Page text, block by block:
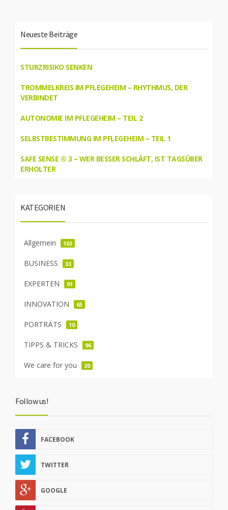
Neueste Beiträge
STURZRISIKO SENKEN
TROMMELKREIS IM PFLEGEHEIM – RHYTHMUS, DER
VERBINDET
AUTONOMIE IM PFLEGEHEIM – TEIL 2
SELBSTBESTIMMUNG IM PFLEGEHEIM – TEIL 1
SAFE SENSE ® 3 – WER BESSER SCHLÄFT, IST TAGSÜBER
ERHOLTER
KATEGORIEN
Allgemein 163
BUSINESS 33
EXPERTEN 91
INNOVATION 65
PORTRÄTS 10
TIPPS & TRICKS 96
We care for you 20
Follow us!
FACEBOOK
TWITTER
GOOGLE